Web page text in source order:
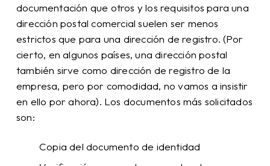
documentación que otros y los requisitos para una
dirección postal comercial suelen ser menos
estrictos que para una dirección de registro. (Por
cierto, en algunos países, una dirección postal
también sirve como dirección de registro de la
empresa, pero por comodidad, no vamos a insistir
en ello por ahora). Los documentos más solicitados
son:
Copia del documento de identidad